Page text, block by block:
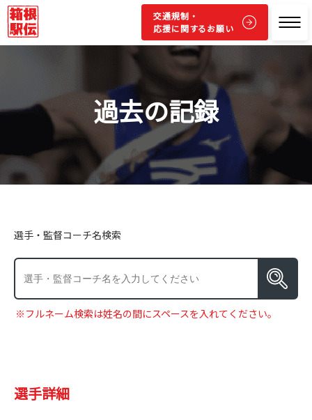
交通規制・
応援に関するお願い
過去の記録
選手・監督コーチ名検索
※フルネーム検索は姓名の間にスペースを入れてください。
選手詳細